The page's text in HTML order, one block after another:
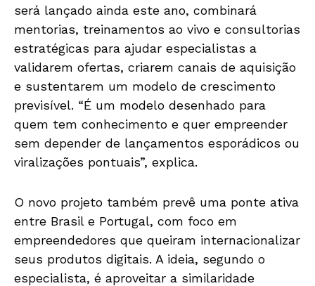
será lançado ainda este ano, combinará
mentorias, treinamentos ao vivo e consultorias
estratégicas para ajudar especialistas a
validarem ofertas, criarem canais de aquisição
e sustentarem um modelo de crescimento
previsível. “É um modelo desenhado para
quem tem conhecimento e quer empreender
sem depender de lançamentos esporádicos ou
viralizações pontuais”, explica.
O novo projeto também prevê uma ponte ativa
entre Brasil e Portugal, com foco em
empreendedores que queiram internacionalizar
seus produtos digitais. A ideia, segundo o
especialista, é aproveitar a similaridade